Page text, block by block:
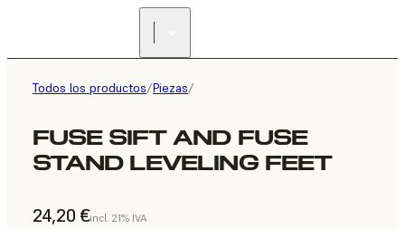
Todos los productos/Piezas/
FUSE SIFT AND FUSE
STAND LEVELING FEET
24,20 €incl. 21% IVA